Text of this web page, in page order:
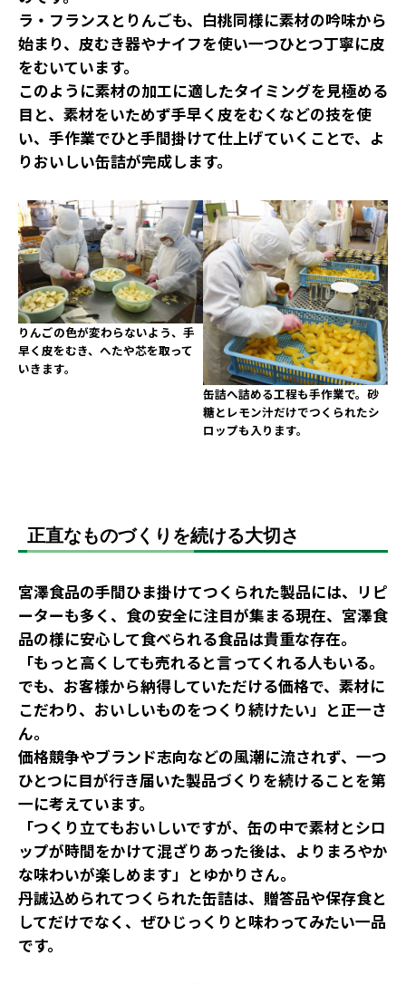
ラ・フランスとりんごも、白桃同様に素材の吟味から
始まり、皮むき器やナイフを使い一つひとつ丁寧に皮
をむいています。
このように素材の加工に適したタイミングを見極める
目と、素材をいためず手早く皮をむくなどの技を使
い、手作業でひと手間掛けて仕上げていくことで、よ
りおいしい缶詰が完成します。
りんごの色が変わらないよう、手
早く皮をむき、へたや芯を取って
いきます。
缶詰へ詰める工程も手作業で。砂
糖とレモン汁だけでつくられたシ
ロップも入ります。
正直なものづくりを続ける大切さ
宮澤食品の手間ひま掛けてつくられた製品には、リピ
ーターも多く、食の安全に注目が集まる現在、宮澤食
品の様に安心して食べられる食品は貴重な存在。
「もっと高くしても売れると言ってくれる人もいる。
でも、お客様から納得していただける価格で、素材に
こだわり、おいしいものをつくり続けたい」と正一さ
ん。
価格競争やブランド志向などの風潮に流されず、一つ
ひとつに目が行き届いた製品づくりを続けることを第
一に考えています。
「つくり立てもおいしいですが、缶の中で素材とシロ
ップが時間をかけて混ざりあった後は、よりまろやか
な味わいが楽しめます」とゆかりさん。
丹誠込められてつくられた缶詰は、贈答品や保存食と
してだけでなく、ぜひじっくりと味わってみたい一品
です。